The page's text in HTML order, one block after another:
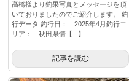
高橋様より釣果写真とメッセージを頂
いておりましたのでご紹介します。 釣
行データ 釣行日： 2025年4月釣行エ
リア： 秋田県情【...】
記事を読む